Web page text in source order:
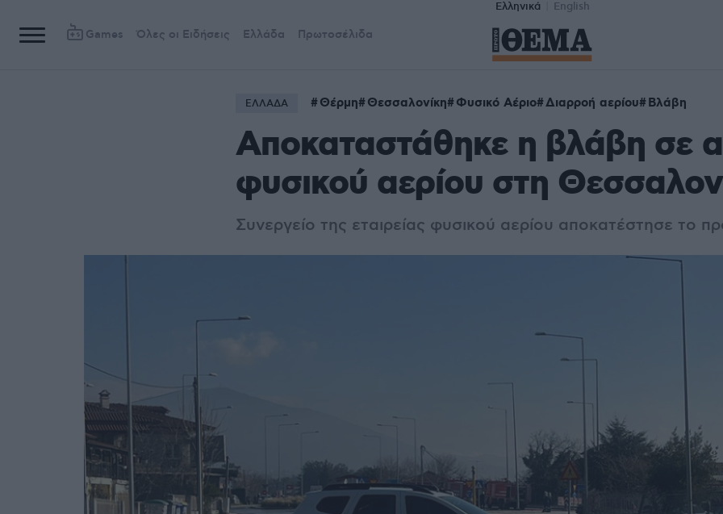
Ελληνικά English
Games Όλες οι Ειδήσεις Ελλάδα Πρωτοσέλιδα
ΕΛΛΑΔΑ Θέρμη Θεσσαλονίκη Φυσικό Αέριο Διαρροή αερίου Βλάβη
Αποκαταστάθηκε η βλάβη σε
φυσικού αερίου στη
Συνεργείο της εταιρείας φυσικού αερίου αποκατέστησε το